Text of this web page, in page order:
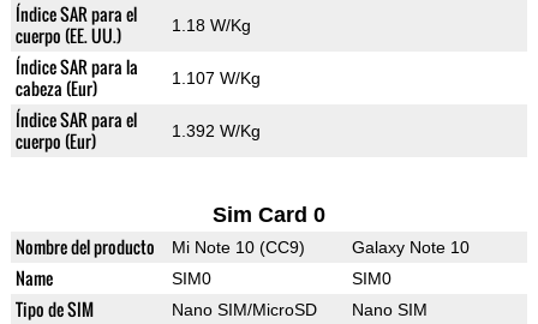
Índice SAR para el
cuerpo (EE. UU.)
1.18 W/Kg
Índice SAR para la
cabeza (Eur)
1.107 W/Kg
Índice SAR para el
cuerpo (Eur)
1.392 W/Kg
Sim Card 0
Nombre del producto Mi Note 10 (CC9) Galaxy Note 10
Name SIM0 SIM0
Tipo de SIM Nano SIM/MicroSD Nano SIM